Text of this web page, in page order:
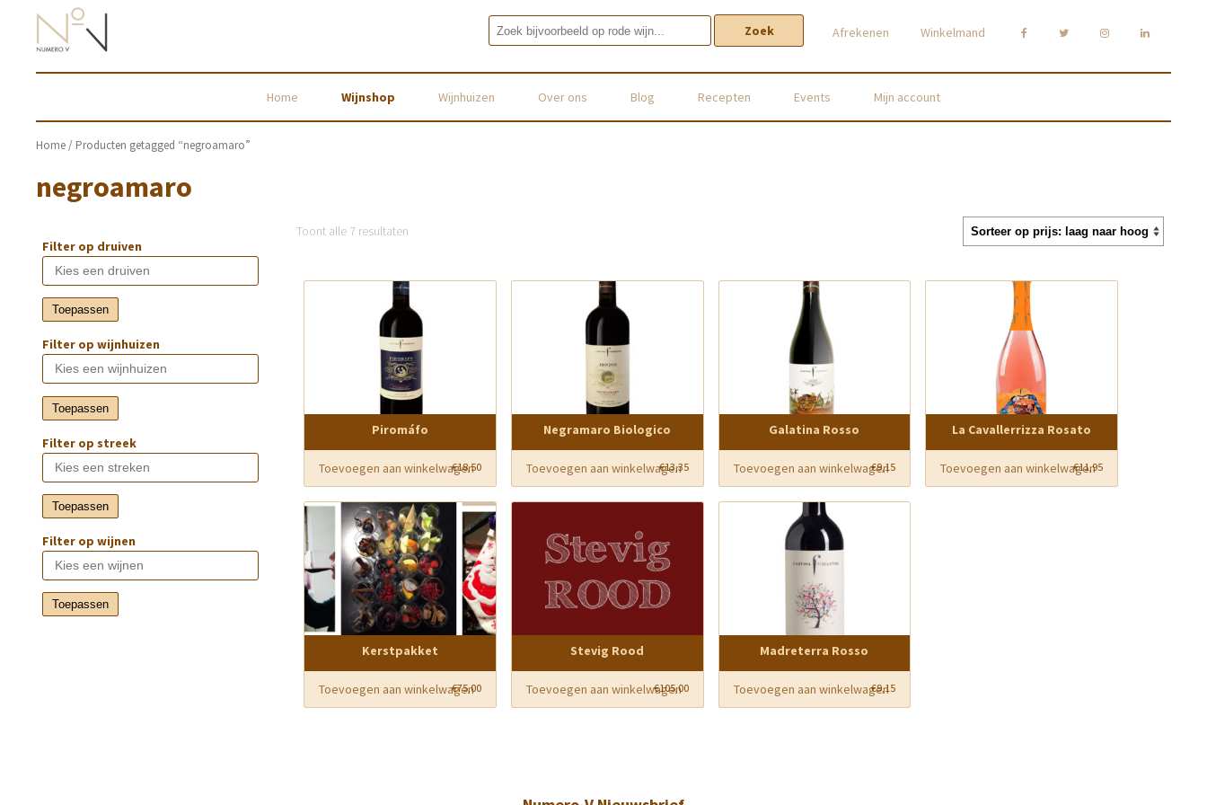
Afrekenen Winkelmand
Zoek
Home Wijnshop Wijnhuizen Over ons Blog Recepten Events Mijn account
Home / Producten getagged “negroamaro”
negroamaro
Filter op druiven
Toepassen
Filter op wijnhuizen
Toepassen
Filter op streek
Toepassen
Filter op wijnen
Toepassen
Toont alle 7 resultaten
Piromáfo
€18,50
Toevoegen aan winkelwagen
Negramaro Biologico
€13,35
Toevoegen aan winkelwagen
Galatina Rosso
€9,15
Toevoegen aan winkelwagen
La Cavallerrizza Rosato
€11,95
Toevoegen aan winkelwagen
Kerstpakket
€75,00
Toevoegen aan winkelwagen
Stevig Rood
€105,00
Toevoegen aan winkelwagen
Madreterra Rosso
€9,15
Toevoegen aan winkelwagen